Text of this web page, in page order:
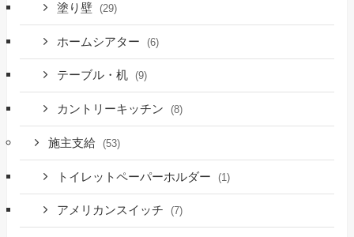
塗り壁 (29)
ホームシアター (6)
テーブル・机 (9)
カントリーキッチン (8)
施主支給 (53)
トイレットペーパーホルダー (1)
アメリカンスイッチ (7)